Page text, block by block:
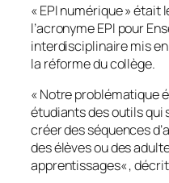
« EPI numérique » était
l’acronyme EPI pour
interdisciplinaire mis
la réforme du collège.
«Notre problématique
étudiants des outils
créer des séquences
des élèves ou des
apprentissages« ,